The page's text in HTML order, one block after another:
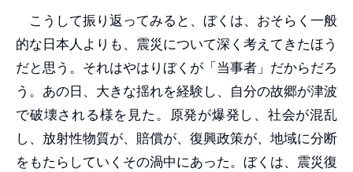
こうして振り返ってみると、ぼくは、おそらく一般
的な日本人よりも、震災について深く考えてきたほう
だと思う。それはやはりぼくが「当事者」だからだろ
う。あの日、大きな揺れを経験し、自分の故郷が津波
で破壊される様を見た。原発が爆発し、社会が混乱
し、放射性物質が、賠償が、復興政策が、地域に分断
をもたらしていくその渦中にあった。ぼくは、震災復